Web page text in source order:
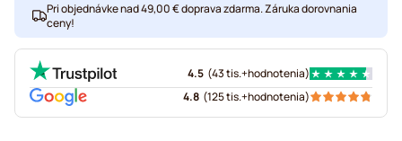
Pri objednávke nad 49,00 € doprava zdarma. Záruka dorovnania
ceny!
4.5 (43 tis.+hodnotenia)
4.8 (125 tis.+hodnotenia)